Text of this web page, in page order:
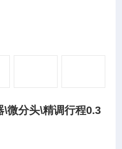
\微分头\精调行程0.3